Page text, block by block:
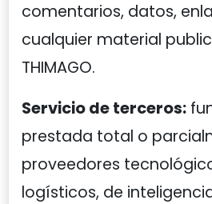
comentarios, datos,
cualquier material
THIMAGO.
Servicio de terceros:
prestada total o
proveedores
logísticos, de